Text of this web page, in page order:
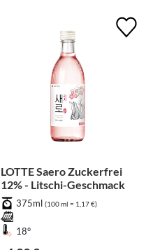
LOTTE Saero Zuckerfrei
12% - Litschi-Geschmack
375ml (100 ml = 1,17 €)
18°